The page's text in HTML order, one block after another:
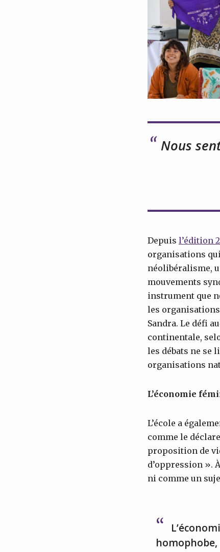
Nous
Depuis l’édition
organisations
néolibéralisme,
mouvements
instrument que
les organisations
Sandra. Le défi
continentale,
les débats ne se
organisations
L’économie
L’école a
comme le
proposition de
d’oppression ».
ni comme un